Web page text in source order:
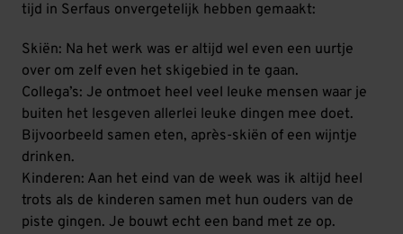
tijd in Serfaus onvergetelijk hebben gemaakt:
Skiën: Na het werk was er altijd wel even een uurtje
over om zelf even het skigebied in te gaan.
Collega’s: Je ontmoet heel veel leuke mensen waar je
buiten het lesgeven allerlei leuke dingen mee doet.
Bijvoorbeeld samen eten, après-skiën of een wijntje
drinken.
Kinderen: Aan het eind van de week was ik altijd heel
trots als de kinderen samen met hun ouders van de
piste gingen. Je bouwt echt een band met ze op.